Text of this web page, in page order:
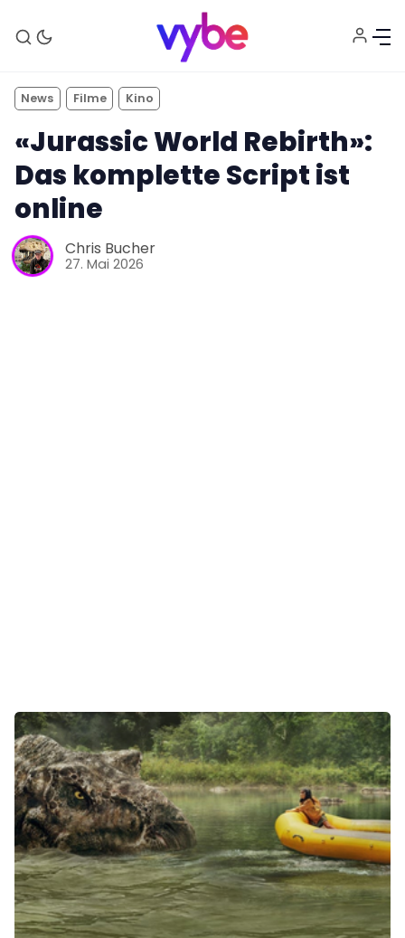
Zusammenarbeit
Kontakt
Impressum
News Filme Kino
«Jurassic World Rebirth»:
Das komplette Script ist
online
Chris Bucher
27. Mai 2026